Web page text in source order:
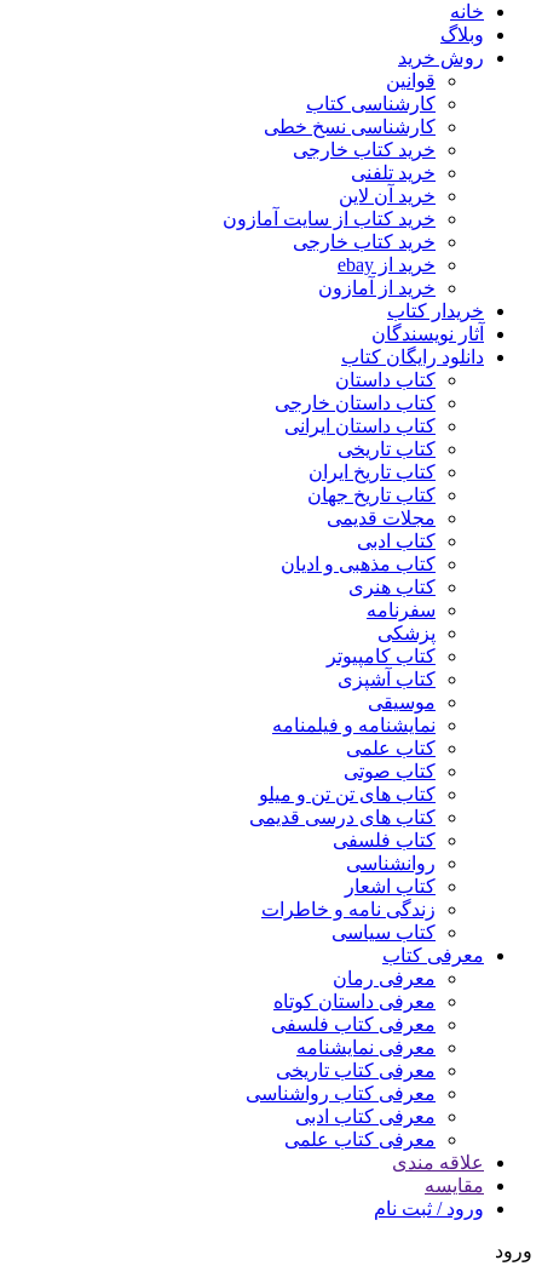
خانه
وبلاگ
روش خرید
قوانین
کارشناسی کتاب
کارشناسی نسخ خطی
خرید کتاب خارجی
خرید تلفنی
خرید آن لاین
خرید کتاب از سایت آمازون
خرید کتاب خارجی
خرید از ebay
خرید از آمازون
خریدار کتاب
آثار نویسندگان
دانلود رایگان کتاب
کتاب داستان
کتاب داستان خارجی
کتاب داستان ایرانی
کتاب تاریخی
کتاب تاریخ ایران
کتاب تاریخ جهان
مجلات قدیمی
کتاب ادبی
کتاب مذهبی و ادیان
کتاب هنری
سفرنامه
پزشکی
کتاب کامپیوتر
کتاب آشپزی
موسیقی
نمایشنامه و فیلمنامه
کتاب علمی
کتاب صوتی
کتاب های تن تن و میلو
کتاب های درسی قدیمی
کتاب فلسفی
روانشناسی
کتاب اشعار
زندگی نامه و خاطرات
کتاب سیاسی
معرفی کتاب
معرفی رمان
معرفی داستان کوتاه
معرفی کتاب فلسفی
معرفی نمایشنامه
معرفی کتاب تاریخی
معرفی کتاب رواشناسی
معرفی کتاب ادبی
معرفی کتاب علمی
علاقه مندی
مقایسه
ورود / ثبت نام
ورود